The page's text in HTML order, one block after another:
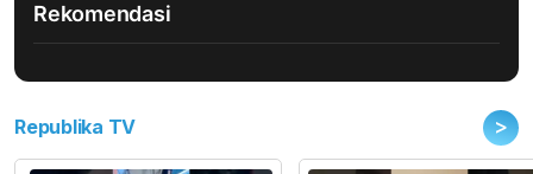
Rekomendasi
Republika TV >